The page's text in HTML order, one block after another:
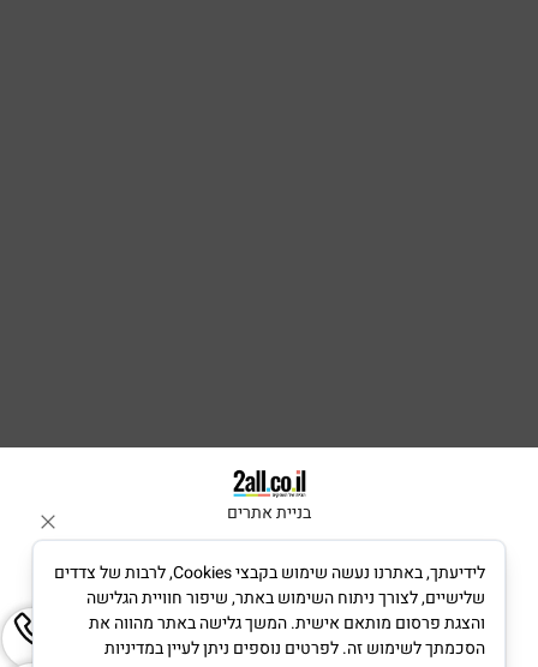
בניית אתרים
לידיעתך, באתרנו נעשה שימוש בקבצי Cookies, לרבות של צדדים
שלישיים, לצורך ניתוח השימוש באתר, שיפור חוויית הגלישה
והצגת פרסום מותאם אישית. המשך גלישה באתר מהווה את
הסכמתך לשימוש זה. לפרטים נוספים ניתן לעיין במדיניות